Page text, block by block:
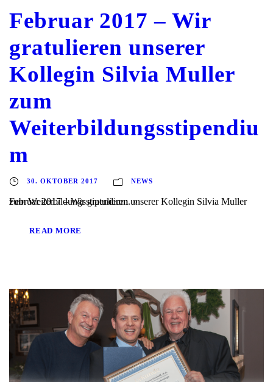
Februar 2017 – Wir
gratulieren unserer
Kollegin Silvia Muller
zum
Weiterbildungsstipendiu
m
30. OKTOBER 2017 NEWS
Februar 2017 – Wir gratulieren unserer Kollegin Silvia Muller zum Weiterbildungsstipendium. »
READ MORE